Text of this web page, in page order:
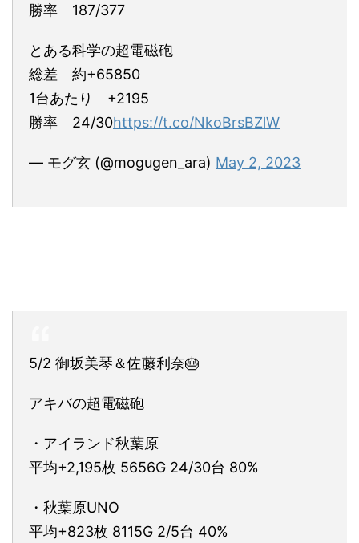
勝率 187/377
とある科学の超電磁砲
総差 約+65850
1台あたり +2195
勝率 24/30https://t.co/NkoBrsBZlW
— モグ玄 (@mogugen_ara) May 2, 2023
5/2 御坂美琴＆佐藤利奈🎂
アキバの超電磁砲
・アイランド秋葉原
平均+2,195枚 5656G 24/30台 80%
・秋葉原UNO
平均+823枚 8115G 2/5台 40%